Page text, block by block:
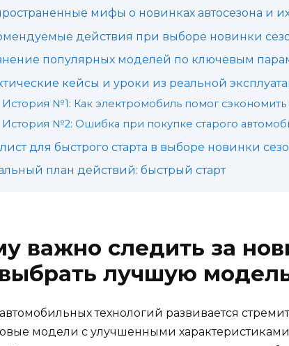
мифы о новинках автосезона и
действия при выборе новинки
популярных моделей по ключевым
кейсы и уроки из реальной
История №1: Как электромобиль помог сэкономить
История №2: Ошибка при покупке старого
для быстрого старта в выборе новинки
план действий: быстрый старт
важно следить за
лучшую
технологий развивается
модели с улучшенными